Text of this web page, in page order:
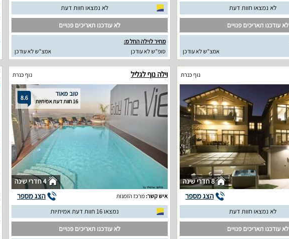
לא נמצאו חוות דעת
לא עודכנו תאריכים פנויים
אמצ"ש לא עודכן
לא נמצאו חוות דעת
לא עודכנו תאריכים פנויים
מחיר לוילה החל מ:
סופ"ש לא עודכן
אמצ"ש לא עודכן
נוף כנרת
8 חדרי שינה
הצג מספר
לא נמצאו חוות דעת
לא עודכנו תאריכים פנויים
וילה נוף לגליל נוף כנרת
8.6 טוב מאוד
16 חוות דעת אמיתיות
4 חדרי שינה
איש קשר:מרכז הזמנות הצג מספר
נמצאו 16 חוות דעת אמיתיות
לא עודכנו תאריכים פנויים